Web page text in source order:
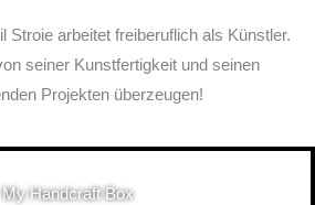
Stroie arbeitet freiberuflich als Künstler.
seiner Kunstfertigkeit und seinen
Projekten überzeugen!
My Handcraft Box